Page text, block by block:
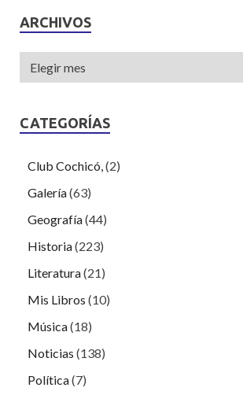
ARCHIVOS
CATEGORÍAS
Club Cochicó,(2)
Galería(63)
Geografía(44)
Historia(223)
Literatura(21)
Mis Libros (10)
Música(18)
Noticias (138)
Política(7)